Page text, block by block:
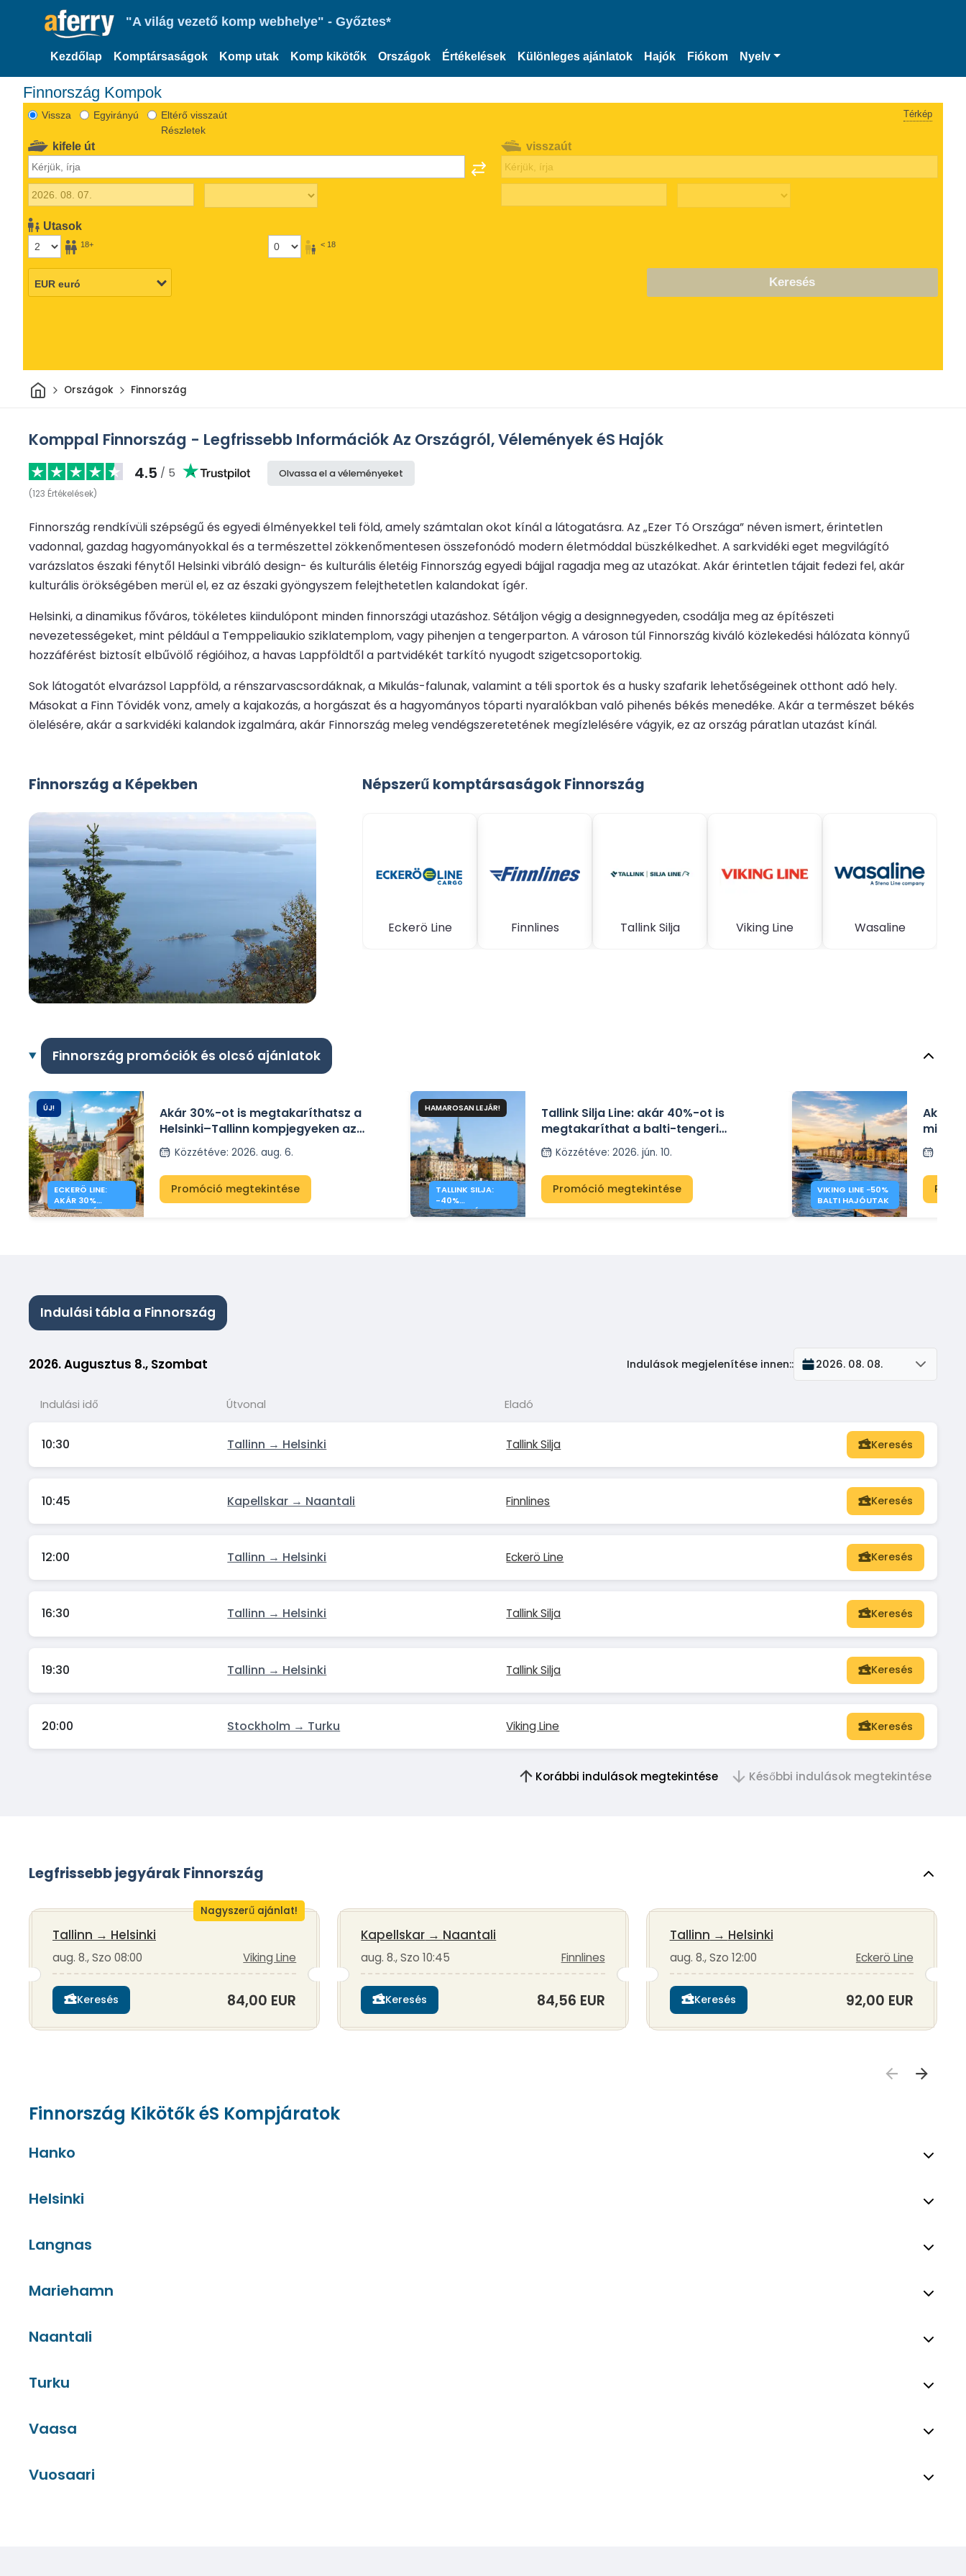
"A világ vezető komp webhelye" - Győztes*
Kezdőlap Komptársaságok Komp utak Komp kikötők Országok Értékelések Különleges ajánlatok Hajók Fiókom Nyelv
Finnország Kompok
Vissza Egyirányú
Eltérő visszaút
Részletek
Térkép
kifele út
Utasok
18+ < 18
visszaút
Keresés
Otthon
Országok Finnország
Komppal Finnország - Legfrissebb Információk Az Országról, Vélemények éS Hajók
4.5 / 5
(123 Értékelések)
Olvassa el a véleményeket
Finnország rendkívüli szépségű és egyedi élményekkel teli föld, amely számtalan okot kínál a látogatásra. Az „Ezer Tó Országa” néven ismert, érintetlen
vadonnal, gazdag hagyományokkal és a természettel zökkenőmentesen összefonódó modern életmóddal büszkélkedhet. A sarkvidéki eget megvilágító
varázslatos északi fénytől Helsinki vibráló design- és kulturális életéig Finnország egyedi bájjal ragadja meg az utazókat. Akár érintetlen tájait fedezi fel, akár
kulturális örökségében merül el, ez az északi gyöngyszem felejthetetlen kalandokat ígér.
Helsinki, a dinamikus főváros, tökéletes kiindulópont minden finnországi utazáshoz. Sétáljon végig a designnegyeden, csodálja meg az építészeti
nevezetességeket, mint például a Temppeliaukio sziklatemplom, vagy pihenjen a tengerparton. A városon túl Finnország kiváló közlekedési hálózata könnyű
hozzáférést biztosít elbűvölő régióihoz, a havas Lappföldtől a partvidékét tarkító nyugodt szigetcsoportokig.
Sok látogatót elvarázsol Lappföld, a rénszarvascsordáknak, a Mikulás-falunak, valamint a téli sportok és a husky szafarik lehetőségeinek otthont adó hely.
Másokat a Finn Tóvidék vonz, amely a kajakozás, a horgászat és a hagyományos tóparti nyaralókban való pihenés békés menedéke. Akár a természet békés
ölelésére, akár a sarkvidéki kalandok izgalmára, akár Finnország meleg vendégszeretetének megízlelésére vágyik, ez az ország páratlan utazást kínál.
Finnország a Képekben Népszerű komptársaságok Finnország
Eckerö Line Finnlines Tallink Silja Viking Line Wasaline
Finnország promóciók és olcsó ajánlatok
ÚJ!
ECKERÖ LINE:
AKÁR 30%
KEDVEZMÉNY
Akár 30%-ot is megtakaríthatsz a
Helsinki–Tallinn kompjegyeken az
Eckerö Line-nal
Közzétéve: 2026. aug. 6.
Promóció megtekintése
HAMAROSAN LEJÁR!
TALLINK SILJA:
-40%
KEDVEZMÉNY A
Tallink Silja Line: akár 40%-ot is
megtakaríthat a balti-tengeri
kompátkeléseken
Közzétéve:2026. jún. 10.
Promóció megtekintése
VIKING LINE −50%
BALTI HAJÓUTAK
Akár
mini
Indulási tábla a Finnország
2026. Augusztus 8., Szombat Indulások megjelenítése innen:: 2026. 08. 08.
Indulási idő Útvonal Eladó
10:30 Tallinn → Helsinki Tallink Silja Keresés
10:45 Kapellskar → Naantali Finnlines Keresés
12:00 Tallinn → Helsinki Eckerö Line Keresés
16:30 Tallinn → Helsinki Tallink Silja Keresés
19:30 Tallinn → Helsinki Tallink Silja Keresés
20:00 Stockholm → Turku Viking Line Keresés
Korábbi indulások megtekintése Későbbi indulások megtekintése
Legfrissebb jegyárak Finnország
Nagyszerű ajánlat!
Tallinn → Helsinki
aug. 8., Szo 08:00 Viking Line
Keresés 84,00 EUR
Kapellskar → Naantali
aug. 8., Szo 10:45 Finnlines
Keresés 84,56 EUR
Tallinn → Helsinki
aug. 8., Szo 12:00 Eckerö Line
Keresés 92,00 EUR
Finnország Kikötők éS Kompjáratok
Hanko
Helsinki
Langnas
Mariehamn
Naantali
Turku
Vaasa
Vuosaari